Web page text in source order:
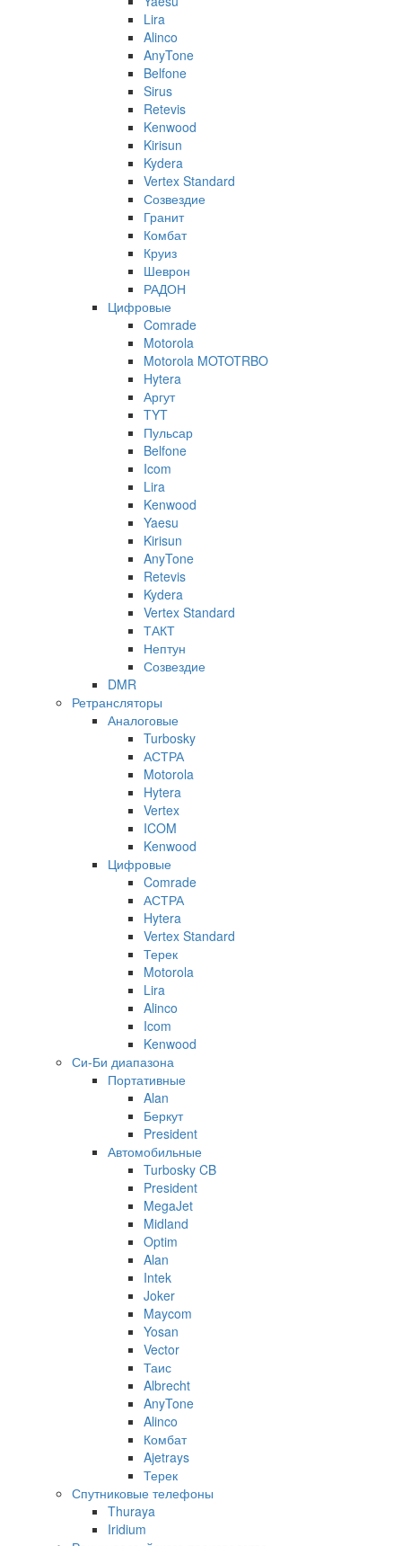
Lira
Alinco
AnyTone
Belfone
Sirus
Retevis
Kenwood
Kirisun
Kydera
Vertex Standard
Созвездие
Гранит
Комбат
Круиз
Шеврон
РАДОН
Цифровые
Comrade
Motorola
Motorola MOTOTRBO
Hytera
Аргут
TYT
Пульсар
Belfone
Icom
Lira
Kenwood
Yaesu
Kirisun
AnyTone
Retevis
Kydera
Vertex Standard
ТАКТ
Нептун
Созвездие
DMR
Ретрансляторы
Аналоговые
Turbosky
АСТРА
Motorola
Hytera
Vertex
ICOM
Kenwood
Цифровые
Comrade
АСТРА
Hytera
Vertex Standard
Терек
Motorola
Lira
Alinco
Icom
Kenwood
Си-Би диапазона
Портативные
Alan
Беркут
President
Автомобильные
Turbosky CB
President
MegaJet
Midland
Optim
Alan
Intek
Joker
Maycom
Yosan
Vector
Таис
Albrecht
AnyTone
Alinco
Комбат
Ajetrays
Терек
Спутниковые телефоны
Thuraya
Iridium